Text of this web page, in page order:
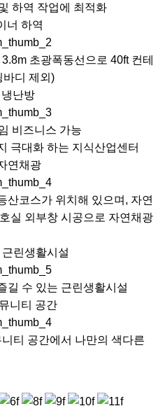
하역 작업에 최적화
너 하역
초광폭동선으로 40ft 컨테
바디 제외)
난방
비즈니스 가능
극대화 하는 지식산업센터
연채광
산코스가 위치해 있으며, 자연
실 외부창 시공으로 자연채광
린생활시설
길 수 있는 근린생활시설
니티 공간
티 공간에서 나만의 색다른